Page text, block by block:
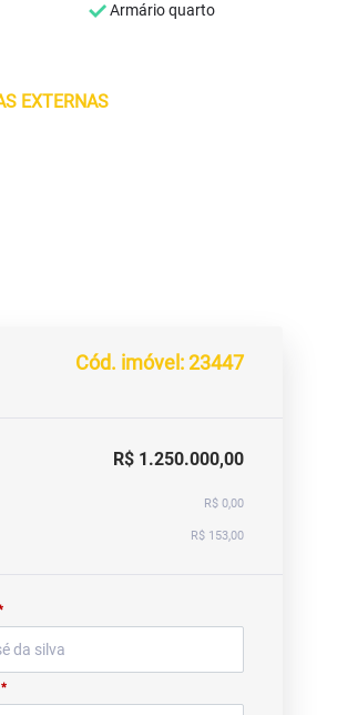
Armário quarto
EXTERNAS
Cód. imóvel: 23447
R$ 1.250.000,00
R$ 0,00
R$ 153,00
*